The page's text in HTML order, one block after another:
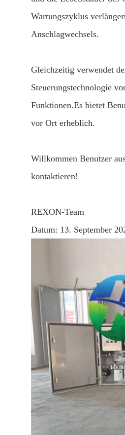
Wartungszyklus
Anschlagwechsels.
Gleichzeitig verwendet
Steuerungstechnologie
Funktionen.Es bietet
vor Ort erheblich.
Willkommen Benutzer
kontaktieren!
REXON-Team
Datum: 13. September